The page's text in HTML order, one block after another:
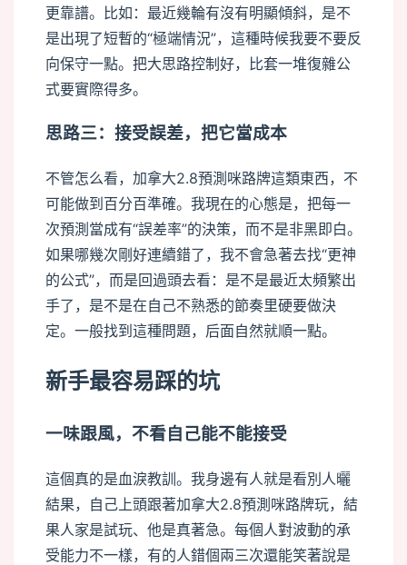
更靠譜。比如：最近幾輪有沒有明顯傾斜，是不
是出現了短暫的“極端情況”，這種時候我要不要反
向保守一點。把大思路控制好，比套一堆復雜公
式要實際得多。
思路三：接受誤差，把它當成本
不管怎么看，加拿大2.8預測咪路牌這類東西，不
可能做到百分百準確。我現在的心態是，把每一
次預測當成有“誤差率”的決策，而不是非黑即白。
如果哪幾次剛好連續錯了，我不會急著去找“更神
的公式”，而是回過頭去看：是不是最近太頻繁出
手了，是不是在自己不熟悉的節奏里硬要做決
定。一般找到這種問題，后面自然就順一點。
新手最容易踩的坑
一味跟風，不看自己能不能接受
這個真的是血淚教訓。我身邊有人就是看別人曬
結果，自己上頭跟著加拿大2.8預測咪路牌玩，結
果人家是試玩、他是真著急。每個人對波動的承
受能力不一樣，有的人錯個兩三次還能笑著說是